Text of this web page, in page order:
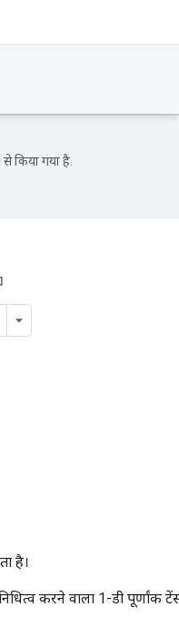
से किया गया है.
है।
करने वाला 1-डी पूर्णांक